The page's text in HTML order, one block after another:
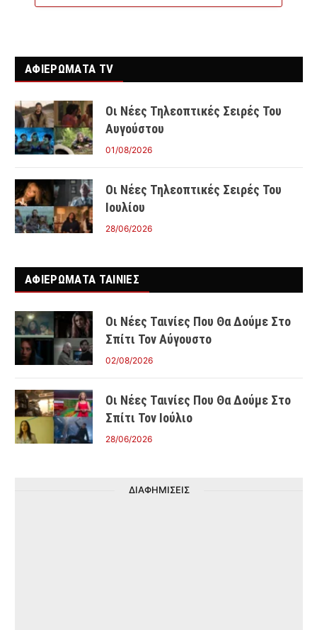
ΑΦΙΕΡΩΜΑΤΑ TV
Οι Νέες Τηλεοπτικές Σειρές Του
Αυγούστου
01/08/2026
Οι Νέες Τηλεοπτικές Σειρές Του
Ιουλίου
28/06/2026
ΑΦΙΕΡΩΜΑΤΑ ΤΑΙΝΊΕΣ
Οι Νέες Ταινίες Που Θα Δούμε Στο
Σπίτι Τον Αύγουστο
02/08/2026
Οι Νέες Ταινίες Που Θα Δούμε Στο
Σπίτι Τον Ιούλιο
28/06/2026
ΔΙΑΦΗΜΙΣΕΙΣ